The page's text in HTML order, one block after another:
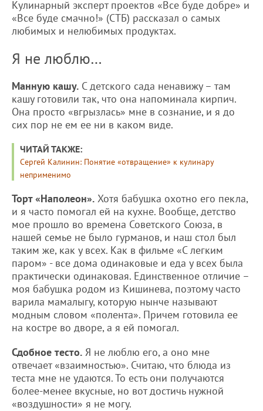
Кулинарный эксперт проектов «Все буде добре» и
«Все буде смачно!» (СТБ) рассказал о самых
любимых и нелюбимых продуктах.
Я не люблю…
Манную кашу. С детского сада ненавижу – там
кашу готовили так, что она напоминала кирпич.
Она просто «вгрызлась» мне в сознание, и я до
сих пор не ем ее ни в каком виде.
ЧИТАЙ ТАКЖЕ:
Сергей Калинин: Понятие «отвращение» к кулинару
неприменимо
Торт «Наполеон». Хотя бабушка охотно его пекла,
и я часто помогал ей на кухне. Вообще, детство
мое прошло во времена Советского Союза, в
нашей семье не было гурманов, и наш стол был
таким же, как у всех. Как в фильме «С легким
паром» - все дома одинаковые и еда у всех была
практически одинаковая. Единственное отличие –
моя бабушка родом из Кишинева, поэтому часто
варила мамалыгу, которую нынче называют
модным словом «полента». Причем готовила ее
на костре во дворе, а я ей помогал.
Сдобное тесто. Я не люблю его, а оно мне
отвечает «взаимностью». Считаю, что блюда из
теста мне не удаются. То есть они получаются
более-менее вкусные, но вот достичь нужной
«воздушности» я не могу.